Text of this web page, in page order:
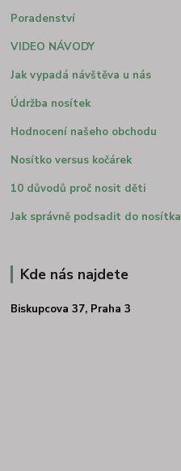
Poradenství
VIDEO NÁVODY
Jak vypadá návštěva u nás
Údržba nosítek
Hodnocení našeho obchodu
Nosítko versus kočárek
10 důvodů proč nosit děti
Jak správně podsadit do nosítka
Kde nás najdete
Biskupcova 37, Praha 3